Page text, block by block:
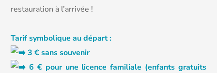
restauration à l’arrivée !
Tarif symbolique au départ :
3 € sans souvenir
6 € pour une licence familiale (enfants gratuits